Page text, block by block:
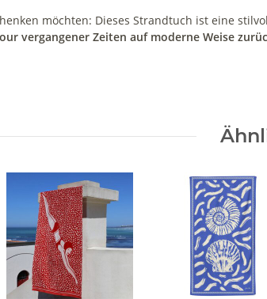
möchten: Dieses Strandtuch ist eine
vergangener Zeiten auf moderne Weise